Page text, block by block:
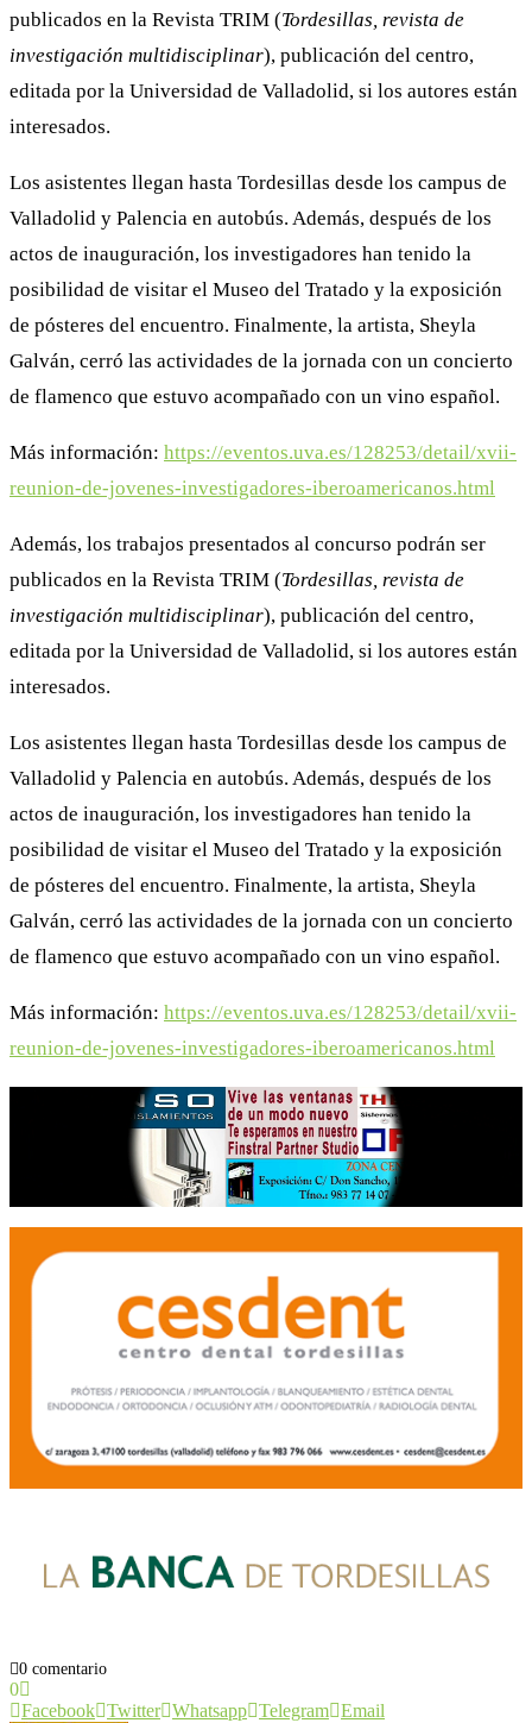
publicados en la Revista TRIM (Tordesillas, revista de
investigación multidisciplinar), publicación del centro,
editada por la Universidad de Valladolid, si los autores están
interesados.
Los asistentes llegan hasta Tordesillas desde los campus de
Valladolid y Palencia en autobús. Además, después de los
actos de inauguración, los investigadores han tenido la
posibilidad de visitar el Museo del Tratado y la exposición
de pósteres del encuentro. Finalmente, la artista, Sheyla
Galván, cerró las actividades de la jornada con un concierto
de flamenco que estuvo acompañado con un vino español.
Más información: https://eventos.uva.es/128253/detail/xvii-
reunion-de-jovenes-investigadores-iberoamericanos.html
Además, los trabajos presentados al concurso podrán ser
publicados en la Revista TRIM (Tordesillas, revista de
investigación multidisciplinar), publicación del centro,
editada por la Universidad de Valladolid, si los autores están
interesados.
Los asistentes llegan hasta Tordesillas desde los campus de
Valladolid y Palencia en autobús. Además, después de los
actos de inauguración, los investigadores han tenido la
posibilidad de visitar el Museo del Tratado y la exposición
de pósteres del encuentro. Finalmente, la artista, Sheyla
Galván, cerró las actividades de la jornada con un concierto
de flamenco que estuvo acompañado con un vino español.
Más información: https://eventos.uva.es/128253/detail/xvii-
reunion-de-jovenes-investigadores-iberoamericanos.html
0 comentario
0
Facebook Twitter Whatsapp Telegram Email